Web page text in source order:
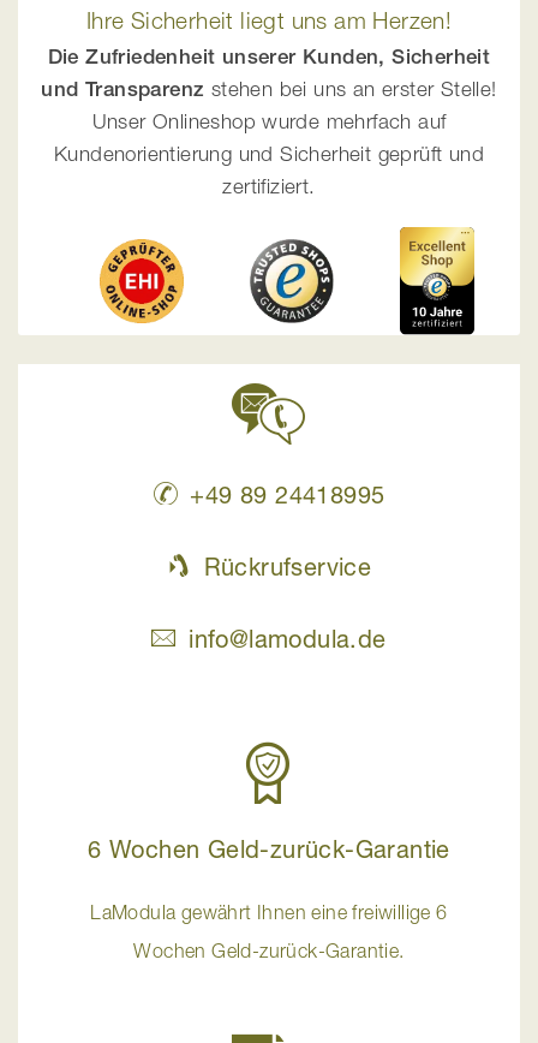
Ihre Sicherheit liegt uns am Herzen!
Die Zufriedenheit unserer Kunden, Sicherheit
und Transparenz stehen bei uns an erster Stelle!
Unser Onlineshop wurde mehrfach auf
Kundenorientierung und Sicherheit geprüft und
zertifiziert.
+49 89 24418995
Rückrufservice
info@lamodula.de
6 Wochen Geld-zurück-Garantie
LaModula gewährt Ihnen eine freiwillige 6
Wochen Geld-zurück-Garantie.